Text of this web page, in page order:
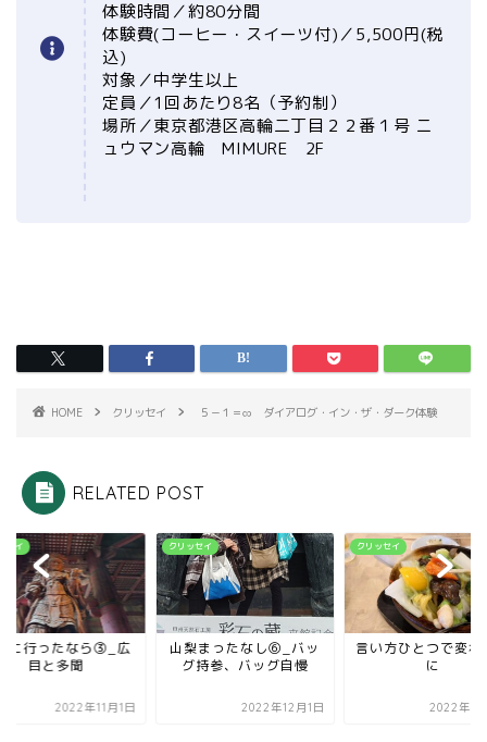
体験時間／約80分間
体験費(コーヒー・スイーツ付)／5,500円(税
込)
対象／中学生以上
定員／1回あたり8名（予約制）
場所／東京都港区高輪二丁目２２番１号 ニ
ュウマン高輪 MIMURE 2F
HOME クリッセイ ５－１＝∞ ダイアログ・イン・ザ・ダーク体験
RELATED POST
セイ
に行ったなら③_広
目と多聞
2022年11月1日
クリッセイ
山梨まったなし⑥_バッ
グ持参、バッグ自慢
2022年12月1日
クリッセイ
言い方ひとつで変わ
に
2022年9